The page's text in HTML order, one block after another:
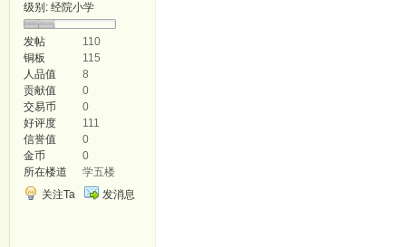
级别: 经院小学
发帖
110
铜板
115
人品值
8
贡献值
0
交易币
0
好评度
111
信誉值
0
金币
0
所在楼道
学五楼
关注Ta
发消息